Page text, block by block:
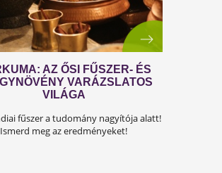
esszencia új könyv megérkezett!